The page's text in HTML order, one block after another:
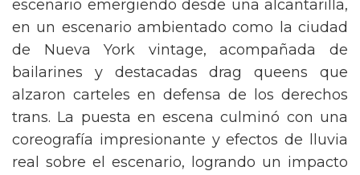
escenario emergiendo desde una alcantarilla,
en un escenario ambientado como la ciudad
de Nueva York vintage, acompañada de
bailarines y destacadas drag queens que
alzaron carteles en defensa de los derechos
trans. La puesta en escena culminó con una
coreografía impresionante y efectos de lluvia
real sobre el escenario, logrando un impacto